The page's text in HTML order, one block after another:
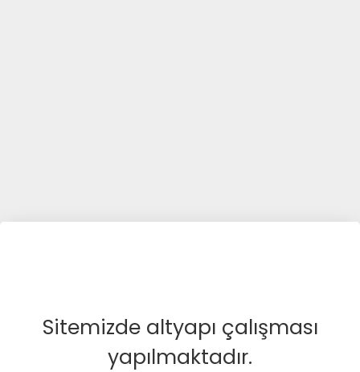
Sitemizde altyapı çalışması
yapılmaktadır.